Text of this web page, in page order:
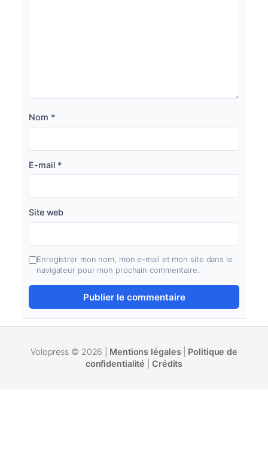
Nom *
E-mail *
Site web
Enregistrer mon nom, mon e-mail et mon site dans le
navigateur pour mon prochain commentaire.
Volopress © 2026 | Mentions légales| Politique de
confidentialité
Crédits